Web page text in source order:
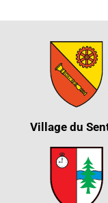
Village du